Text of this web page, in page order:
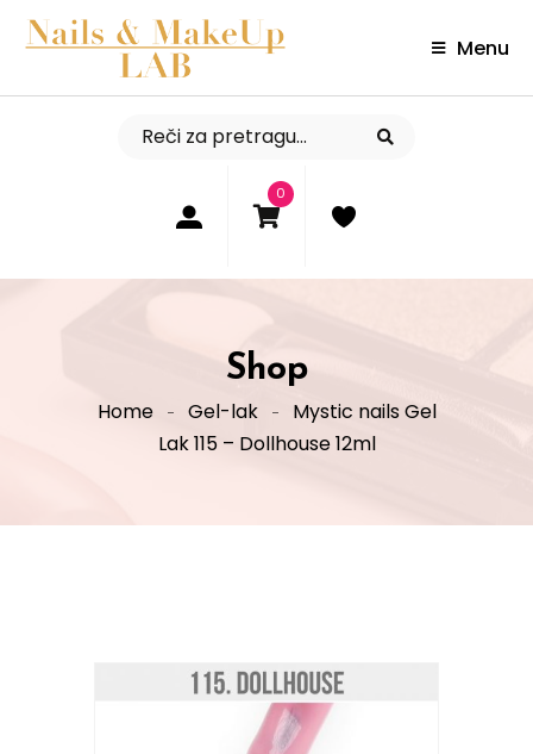
Menu
0
Shop
Home Gel-lak
Mystic nails Gel
Lak 115 – Dollhouse 12ml